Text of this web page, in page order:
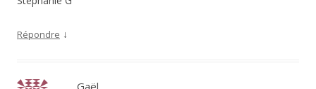
Répondre ↓
Gaël